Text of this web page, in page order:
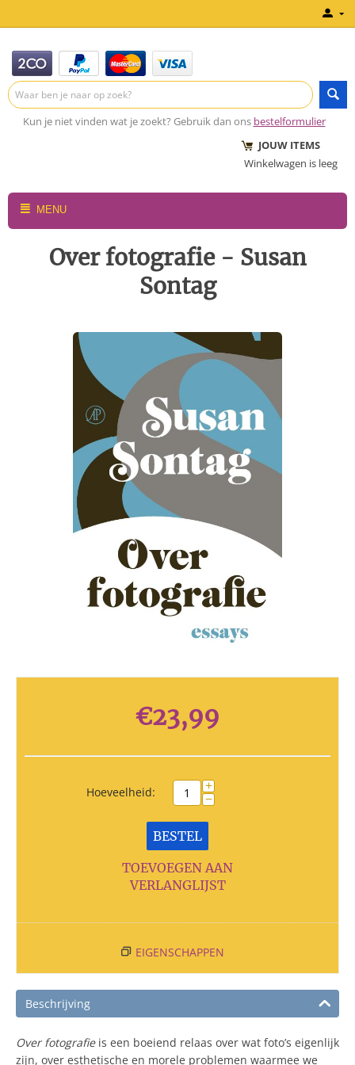
Kun je niet vinden wat je zoekt? Gebruik dan ons bestelformulier
JOUW ITEMS
Winkelwagen is leeg
MENU
Over fotografie - Susan
Sontag
€23,99
Hoeveelheid: +
−
BESTEL
TOEVOEGEN AAN
VERLANGLIJST
EIGENSCHAPPEN
Beschrijving
Over fotografie is een boeiend relaas over wat foto’s eigenlijk
zijn, over esthetische en morele problemen waarmee we